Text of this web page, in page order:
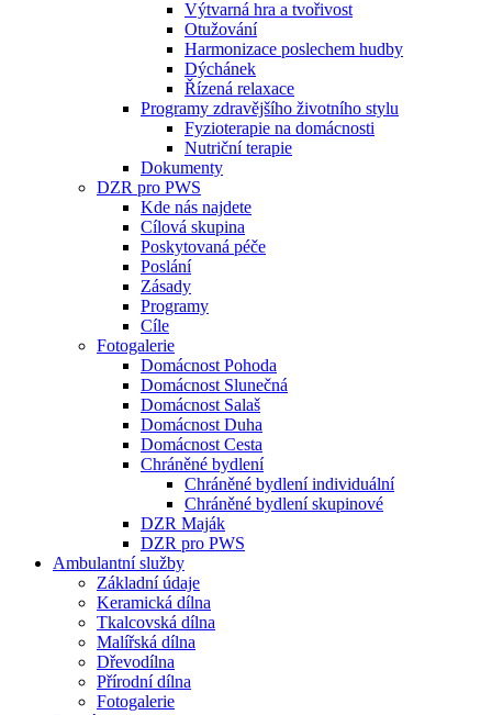
Výtvarná hra a tvořivost
Otužování
Harmonizace poslechem hudby
Dýchánek
Řízená relaxace
Programy zdravějšího životního stylu
Fyzioterapie na domácnosti
Nutriční terapie
Dokumenty
DZR pro PWS
Kde nás najdete
Cílová skupina
Poskytovaná péče
Poslání
Zásady
Programy
Cíle
Fotogalerie
Domácnost Pohoda
Domácnost Slunečná
Domácnost Salaš
Domácnost Duha
Domácnost Cesta
Chráněné bydlení
Chráněné bydlení individuální
Chráněné bydlení skupinové
DZR Maják
DZR pro PWS
Ambulantní služby
Základní údaje
Keramická dílna
Tkalcovská dílna
Malířská dílna
Dřevodílna
Přírodní dílna
Fotogalerie